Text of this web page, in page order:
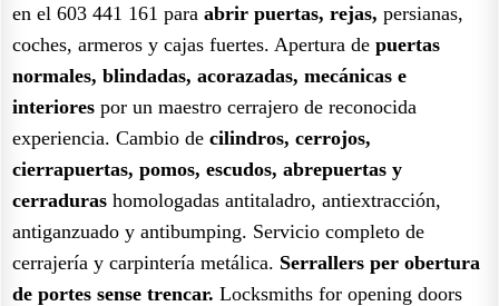
en el 603 441 161 para abrir puertas, rejas, persianas,
coches, armeros y cajas fuertes. Apertura de puertas
normales, blindadas, acorazadas, mecánicas e
interiores por un maestro cerrajero de reconocida
experiencia. Cambio de cilindros, cerrojos,
cierrapuertas, pomos, escudos, abrepuertas y
cerraduras homologadas antitaladro, antiextracción,
antiganzuado y antibumping. Servicio completo de
cerrajería y carpintería metálica. Serrallers per obertura
de portes sense trencar. Locksmiths for opening doors